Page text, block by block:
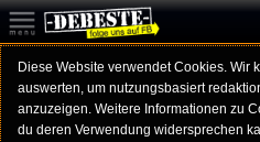
Diese Website verwendet Cookies. Wir
auswerten, um nutzungsbasiert
anzuzeigen. Weitere Informationen zu
du deren Verwendung widersprechen